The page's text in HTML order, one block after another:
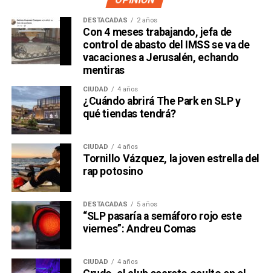
David Martínez es apodado coloquialmente como “ El
Fantasma de Wall Street
inmenso en Latinoamérica, especialmente en Argentina,
donde ha servido como negociador para la deuda nacional
y en 2017, fue considerado por Forbes como el hombre
más rico de dicho país. El regiomontano tiene un historial
documentado de tomar control de empresas en
dificultades financieras a partir de deuda: lo hizo con la
DESTACADAS 2 años
Con 4 meses trabajando, jefa de
control de abasto del IMSS se va de
vacaciones a Jerusalén, echando
mentiras
CIUDAD 4 años
¿Cuándo abrirá The Park en SLP y
qué tiendas tendrá?
CIUDAD 4 años
Tornillo Vázquez, la joven estrella del
rap potosino
DESTACADAS 5 años
“SLP pasaría a semáforo rojo este
viernes”: Andreu Comas
CIUDAD 4 años